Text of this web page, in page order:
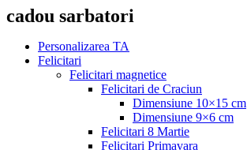
cadou sarbatori
Personalizarea TA
Felicitari
Felicitari magnetice
Felicitari de Craciun
Dimensiune 10×15 cm
Dimensiune 9×6 cm
Felicitari 8 Martie
Felicitari Primavara